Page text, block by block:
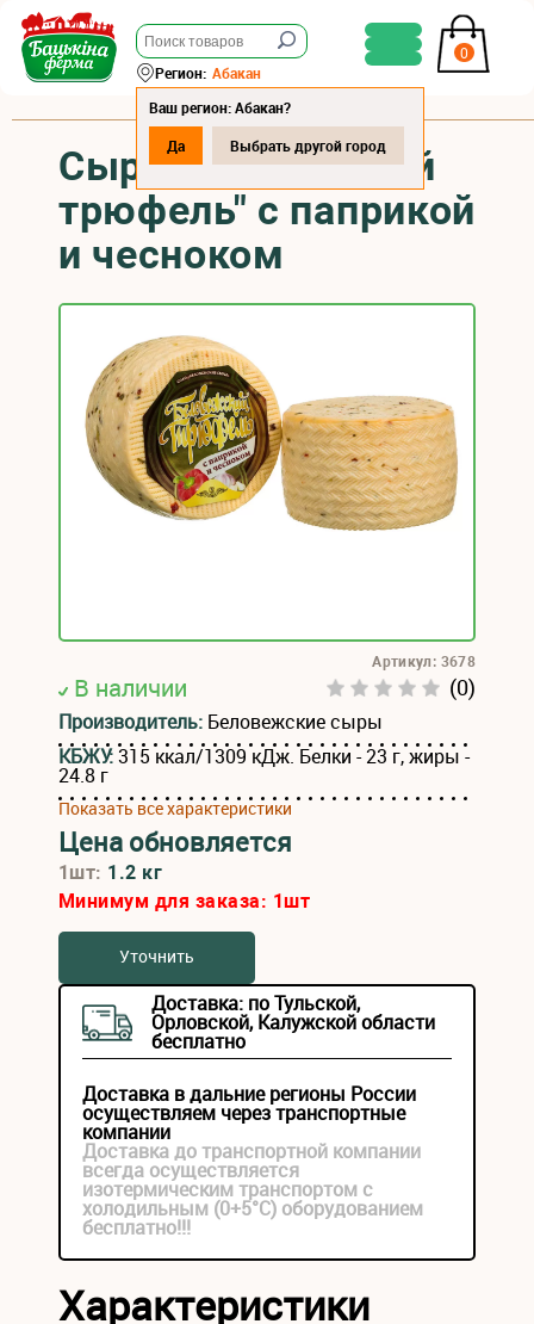
0
Регион: Абакан
Ваш регион: Абакан?
Да
Выбрать другой город
Сыр "Беловежский
трюфель" с паприкой
и чесноком
В наличии (0)
Артикул: 3678
Производитель: Беловежские сыры
КБЖУ:315 ккал/1309 кДж. Белки - 23 г, жиры -
24.8 г
Показать все характеристики
Цена обновляется
1шт: 1.2 кг
Минимум для заказа: 1шт
Уточнить
Доставка: по Тульской,
Орловской, Калужской области
бесплатно
Доставка в дальние регионы России
осуществляем через транспортные
компании
Доставка до транспортной компании
всегда осуществляется
изотермическим транспортом с
холодильным (0+5°С) оборудованием
бесплатно!!!
Характеристики